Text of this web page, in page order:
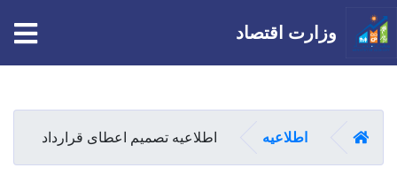
content
وزارت اقتصاد
صفحه اصلیاطلاعیه اطلاعیه تصمیم اعطای قرارداد